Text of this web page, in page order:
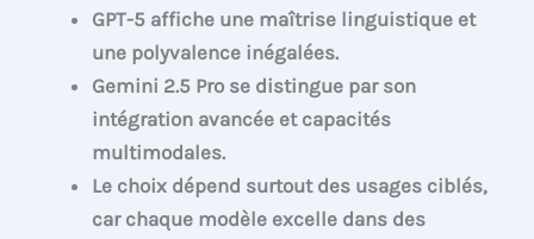
GPT-5 affiche une maîtrise linguistique et
une polyvalence inégalées.
Gemini 2.5 Pro se distingue par son
intégration avancée et capacités
multimodales.
Le choix dépend surtout des usages ciblés,
car chaque modèle excelle dans des